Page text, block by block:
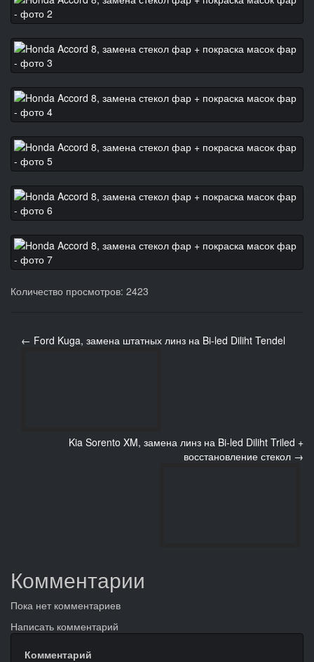
Количество просмотров: 2423
← Ford Kuga, замена штатных линз на Bi-led Diliht Tendel
Kia Sorento XM, замена линз на Bi-led Diliht Triled +
восстановление стекол →
Комментарии
Пока нет комментариев
Написать комментарий
Комментарий